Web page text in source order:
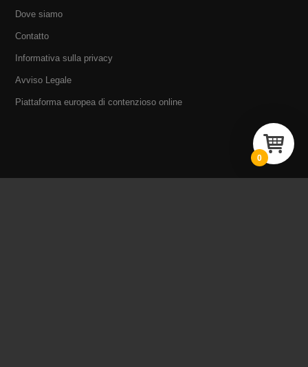
Dove siamo
Contatto
Informativa sulla privacy
Avviso Legale
Piattaforma europea di contenzioso online
BLACKVIEW® BY PHONESRUGGED ITALIA
0